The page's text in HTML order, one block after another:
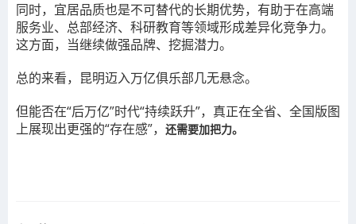
同时，宜居品质也是不可替代的长期优势，有助于在高端
服务业、总部经济、科研教育等领域形成差异化竞争力。
这方面，当继续做强品牌、挖掘潜力。
总的来看，昆明迈入万亿俱乐部几无悬念。
但能否在“后万亿”时代“持续跃升”，真正在全省、全国版图
上展现出更强的“存在感”， 还需要加把力。